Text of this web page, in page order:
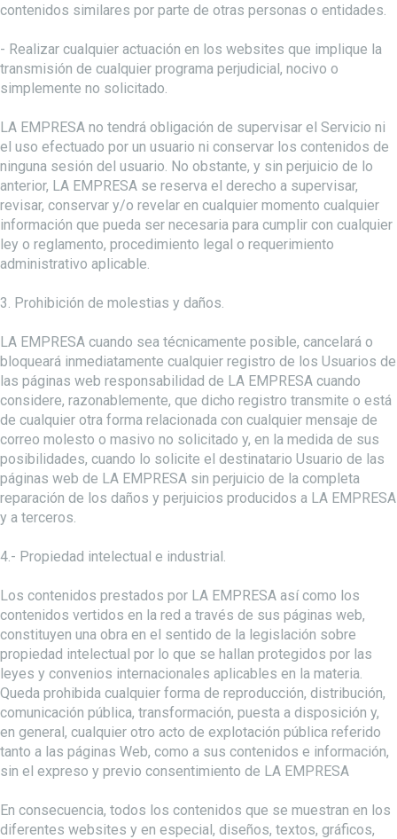
contenidos similares por parte de otras personas o entidades.
- Realizar cualquier actuación en los websites que implique la
transmisión de cualquier programa perjudicial, nocivo o
simplemente no solicitado.
LA EMPRESA no tendrá obligación de supervisar el Servicio ni
el uso efectuado por un usuario ni conservar los contenidos de
ninguna sesión del usuario. No obstante, y sin perjuicio de lo
anterior, LA EMPRESA se reserva el derecho a supervisar,
revisar, conservar y/o revelar en cualquier momento cualquier
información que pueda ser necesaria para cumplir con cualquier
ley o reglamento, procedimiento legal o requerimiento
administrativo aplicable.
3. Prohibición de molestias y daños.
LA EMPRESA cuando sea técnicamente posible, cancelará o
bloqueará inmediatamente cualquier registro de los Usuarios de
las páginas web responsabilidad de LA EMPRESA cuando
considere, razonablemente, que dicho registro transmite o está
de cualquier otra forma relacionada con cualquier mensaje de
correo molesto o masivo no solicitado y, en la medida de sus
posibilidades, cuando lo solicite el destinatario Usuario de las
páginas web de LA EMPRESA sin perjuicio de la completa
reparación de los daños y perjuicios producidos a LA EMPRESA
y a terceros.
4.- Propiedad intelectual e industrial.
Los contenidos prestados por LA EMPRESA así como los
contenidos vertidos en la red a través de sus páginas web,
constituyen una obra en el sentido de la legislación sobre
propiedad intelectual por lo que se hallan protegidos por las
leyes y convenios internacionales aplicables en la materia.
Queda prohibida cualquier forma de reproducción, distribución,
comunicación pública, transformación, puesta a disposición y,
en general, cualquier otro acto de explotación pública referido
tanto a las páginas Web, como a sus contenidos e información,
sin el expreso y previo consentimiento de LA EMPRESA
En consecuencia, todos los contenidos que se muestran en los
diferentes websites y en especial, diseños, textos, gráficos,